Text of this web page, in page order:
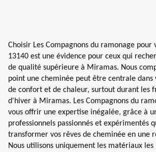
Choisir Les Compagnons du ramonage pour
13140 est une évidence pour ceux qui
de qualité supérieure à Miramas. Nous
point une cheminée peut être centrale
de confort et de chaleur, surtout durant les
d'hiver à Miramas. Les Compagnons du
vous offrir une expertise inégalée, grâce à
professionnels passionnés et expérimentés
transformer vos rêves de cheminée en une
Nous utilisons uniquement les matériaux